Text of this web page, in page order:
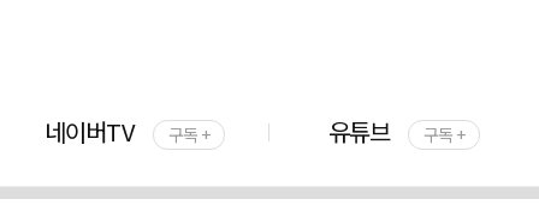
네이버TV 구독 + 유튜브 구독 +